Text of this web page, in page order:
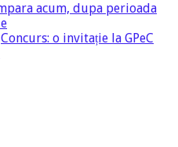
acum, dupa perioada
Concurs: o invitație la GPeC